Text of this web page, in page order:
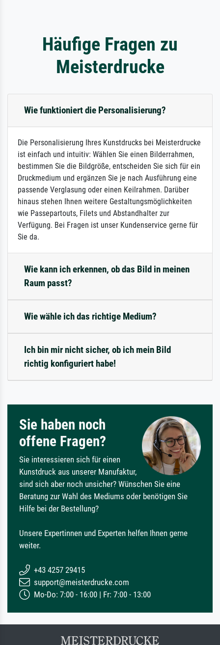
Häufige Fragen zu
Meisterdrucke
Wie funktioniert die Personalisierung?
Die Personalisierung Ihres Kunstdrucks bei Meisterdrucke
ist einfach und intuitiv: Wählen Sie einen Bilderrahmen,
bestimmen Sie die Bildgröße, entscheiden Sie sich für ein
Druckmedium und ergänzen Sie je nach Ausführung eine
passende Verglasung oder einen Keilrahmen. Darüber
hinaus stehen Ihnen weitere Gestaltungsmöglichkeiten
wie Passepartouts, Filets und Abstandhalter zur
Verfügung. Bei Fragen ist unser Kundenservice gerne für
Sie da.
Wie kann ich erkennen, ob das Bild in meinen
Raum passt?
Wie wähle ich das richtige Medium?
Ich bin mir nicht sicher, ob ich mein Bild
richtig konfiguriert habe!
Sie haben noch
offene Fragen?
Sie interessieren sich für einen
Kunstdruck aus unserer Manufaktur,
sind sich aber noch unsicher? Wünschen Sie eine
Beratung zur Wahl des Mediums oder benötigen Sie
Hilfe bei der Bestellung?
Unsere Expertinnen und Experten helfen Ihnen gerne
weiter.
+43 4257 29415
support@meisterdrucke.com
Mo-Do: 7:00 - 16:00 | Fr: 7:00 - 13:00